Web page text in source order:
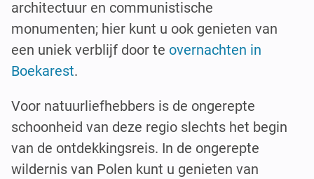
architectuur en communistische
monumenten; hier kunt u ook genieten van
een uniek verblijf door te overnachten in
Boekarest.
Voor natuurliefhebbers is de ongerepte
schoonheid van deze regio slechts het begin
van de ontdekkingsreis. In de ongerepte
wildernis van Polen kunt u genieten van